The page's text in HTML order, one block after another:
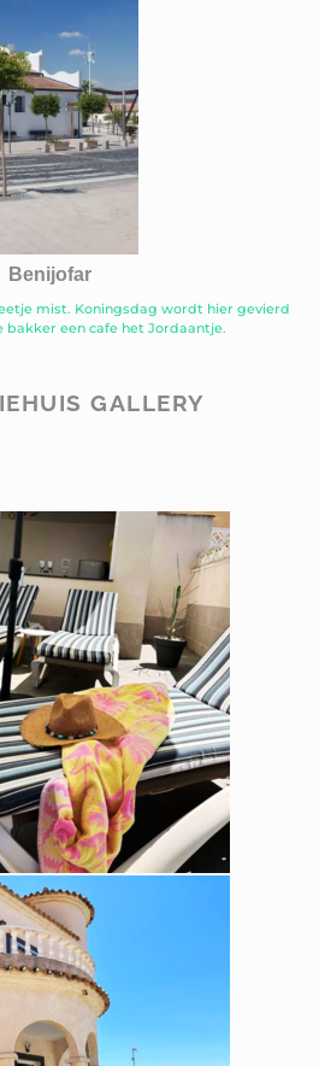
Benijofar
mist. Koningsdag wordt hier gevierd
bakker een cafe het Jordaantje.
GALLERY